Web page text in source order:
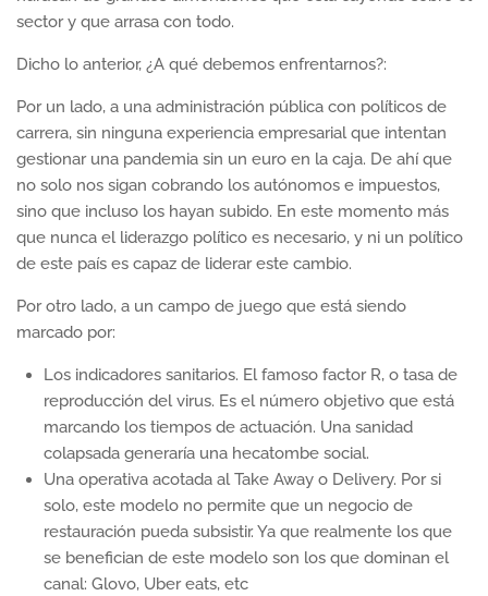
sector y que arrasa con todo.
Dicho lo anterior, ¿A qué debemos enfrentarnos?:
Por un lado, a una administración pública con políticos de
carrera, sin ninguna experiencia empresarial que intentan
gestionar una pandemia sin un euro en la caja. De ahí que
no solo nos sigan cobrando los autónomos e impuestos,
sino que incluso los hayan subido. En este momento más
que nunca el liderazgo político es necesario, y ni un político
de este país es capaz de liderar este cambio.
Por otro lado, a un campo de juego que está siendo
marcado por:
Los indicadores sanitarios. El famoso factor R, o tasa de
reproducción del virus. Es el número objetivo que está
marcando los tiempos de actuación. Una sanidad
colapsada generaría una hecatombe social.
Una operativa acotada al Take Away o Delivery. Por si
solo, este modelo no permite que un negocio de
restauración pueda subsistir. Ya que realmente los que
se benefician de este modelo son los que dominan el
canal: Glovo, Uber eats, etc